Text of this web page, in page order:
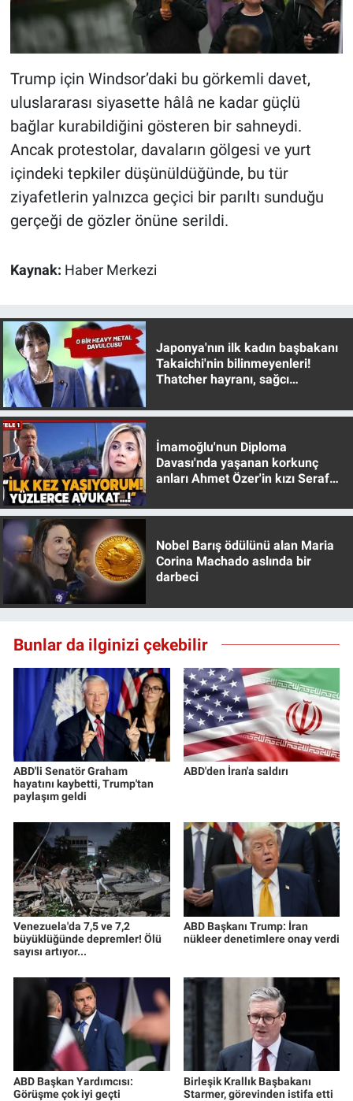
Trump için Windsor’daki bu görkemli davet,
uluslararası siyasette hâlâ ne kadar güçlü
bağlar kurabildiğini gösteren bir sahneydi.
Ancak protestolar, davaların gölgesi ve yurt
içindeki tepkiler düşünüldüğünde, bu tür
ziyafetlerin yalnızca geçici bir parıltı sunduğu
gerçeği de gözler önüne serildi.
Kaynak: Haber Merkezi
Japonya'nın ilk kadın başbakanı
Takaichi'nin bilinmeyenleri!
Thatcher hayranı, sağcı
İmamoğlu'nun Diploma
Davası'nda yaşanan korkunç
anları Ahmet Özer'in kızı Seraf
Nobel Barış ödülünü alan Maria
Corina Machado aslında bir
darbeci
Bunlar da ilginizi çekebilir
ABD'li Senatör Graham
hayatını kaybetti, Trump'tan
paylaşım geldi
ABD'den İran'a saldırı
Venezuela'da 7,5 ve 7,2
büyüklüğünde depremler! Ölü
sayısı artıyor...
ABD Başkanı Trump: İran
nükleer denetimlere onay verdi
ABD Başkan Yardımcısı:
Görüşme çok iyi geçti
Birleşik Krallık Başbakanı
Starmer, görevinden istifa etti